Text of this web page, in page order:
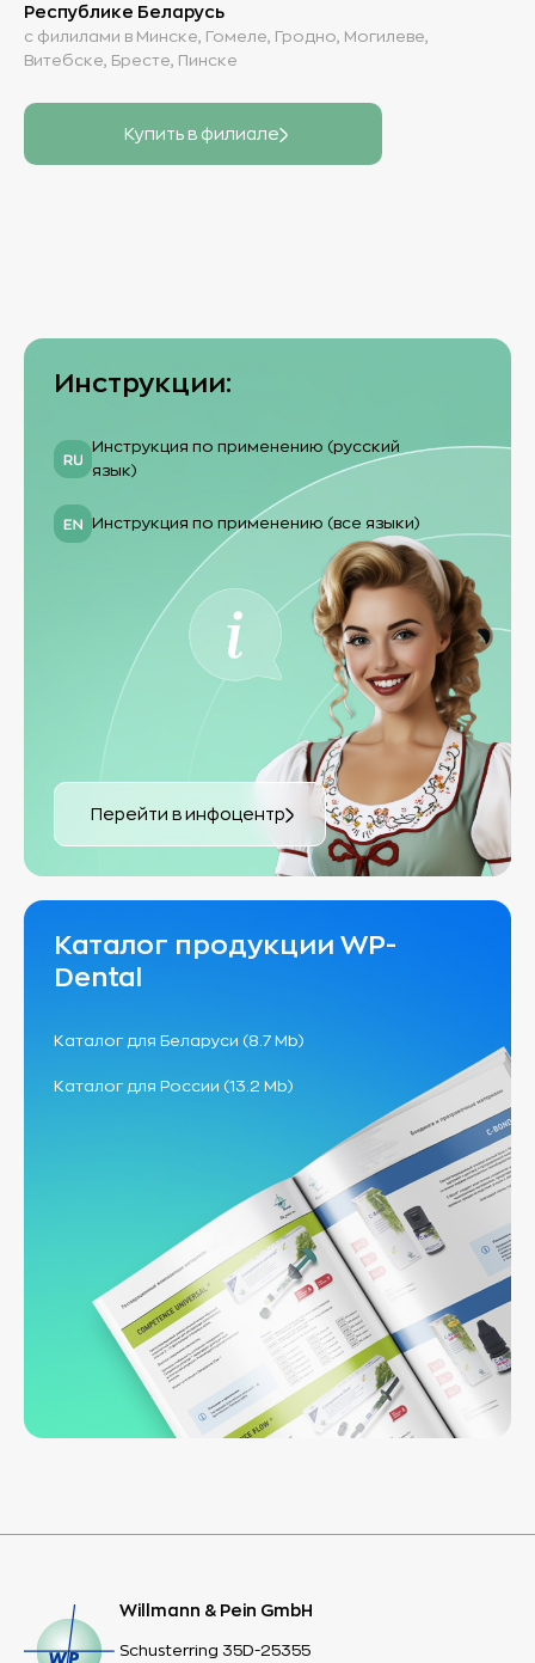
Республике Беларусь
с филилами в Минске, Гомеле, Гродно, Могилеве,
Витебске, Бресте, Пинске
Купить в филиале
Инструкции:
Инструкция по применению (русский
язык)
Инструкция по применению (все языки)
Перейти в инфоцентр
Каталог продукции WP-
Dental
Каталог для Беларуси (8.7 Mb)
Каталог для России (13.2 Mb)
Willmann & Pein GmbH
Schusterring 35D-25355